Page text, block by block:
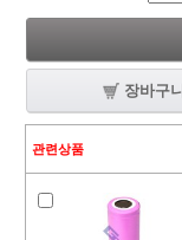
장바구니
관련상품